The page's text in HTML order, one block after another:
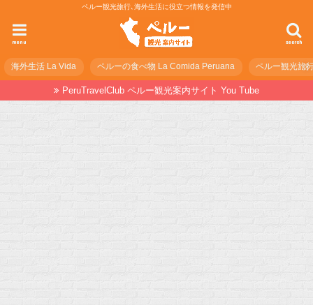
ペルー観光旅行､海外生活に役立つ情報を発信中
search
menu
海外生活 La Vida ペルーの食べ物 La Comida Peruana ペルー観光旅
PeruTravelClub ペルー観光案内サイト You Tube